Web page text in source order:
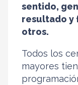
sentido,
resultado y
otros.
Todos los
mayores